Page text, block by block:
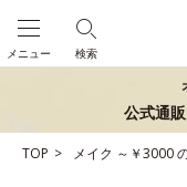
検索
メニュー
公式通
TOP メイク ～￥3000